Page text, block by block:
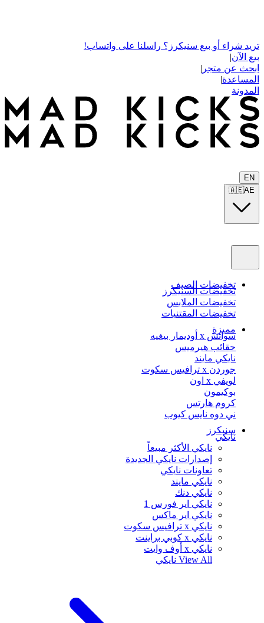
تريد شراء أو بيع سنيكرز؟ راسلنا على واتساب!
بيع الآن|
ابحث عن متجر |
المساعدة|
المدونة
EN
🇦🇪AE
تخفيضات الصيف
تخفيضات السنيكرز
تخفيضات الملابس
تخفيضات المقتنيات
مميزة
سواتش x أوديمار بيغيه
حقائب هيرميس
نايكي مايند
جوردن x ترافيس سكوت
لويفي x اون
بوكيمون
كروم هارتس
ني دوه نايس كيوب
سنيكرز
نايكي
نايكي الأكثر مبيعاً
إصدارات نايكي الجديدة
تعاونات نايكي
نايكي مايند
نايكي دنك
نايكي اير فورس 1
نايكي اير ماكس
نايكي x ترافيس سكوت
نايكي x كوبي براينت
نايكي x أوف وايت
View All نايكي